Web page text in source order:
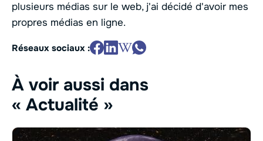
plusieurs médias sur le web, j'ai décidé d'avoir mes
propres médias en ligne.
Réseaux sociaux :
À voir aussi dans
« Actualité »